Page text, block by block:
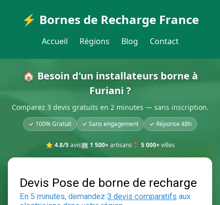
⚡ Bornes de Recharge France
Accueil Régions Blog Contact
🏠 Besoin d'un installateurs borne à
Furiani ?
Comparez 3 devis gratuits en 2 minutes — sans inscription.
✓ 100% Gratuit ✓ Sans engagement ✓ Réponse 48h
⭐ 4.8/5avis🏢 1 500+artisans 📍 5 000+villes